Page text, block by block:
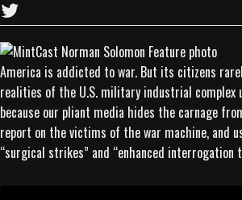
America is addicted to war. But its citizens
realities of the U.S. military industrial complex
because our pliant media hides the carnage
report on the victims of the war machine, and
“surgical strikes” and “enhanced interrogation